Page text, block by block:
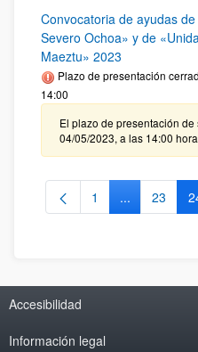
Convocatoria de ayudas
Severo Ochoa» y de
Maeztu» 2023
Plazo de presentación
14:00
El plazo de presentación
04/05/2023, a las 14:00
Página
1 ...Páginas
23
Accesibilidad
Información legal